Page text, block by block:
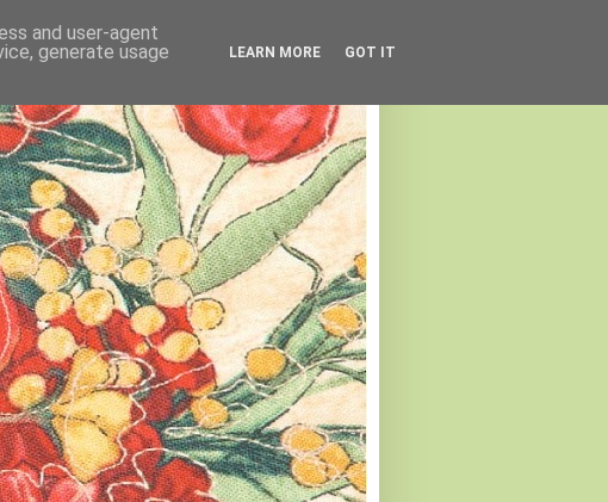
and user-agent
generate usage
LEARN MORE GOT IT